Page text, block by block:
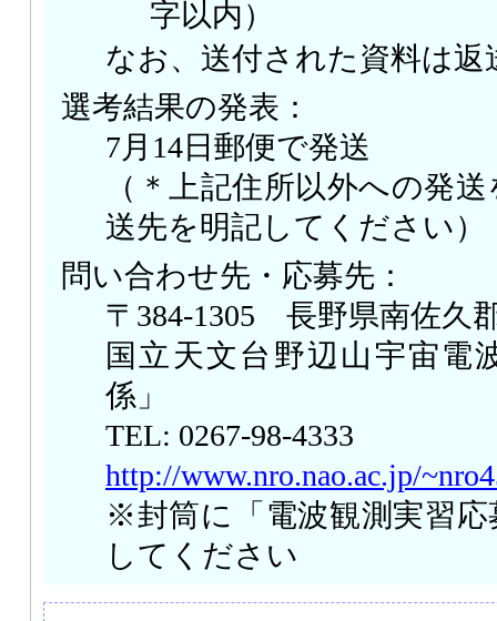
字以内）
なお、送付された資料は
選考結果の発表：
7月14日郵便で発送
（＊上記住所以外への発
送先を明記してください）
問い合わせ先・応募先：
〒384-1305 長野県南佐久
国立天文台野辺山宇宙電
係」
TEL: 0267-98-4333
http://www.nro.nao.ac.jp/
※封筒に「電波観測実習
してください